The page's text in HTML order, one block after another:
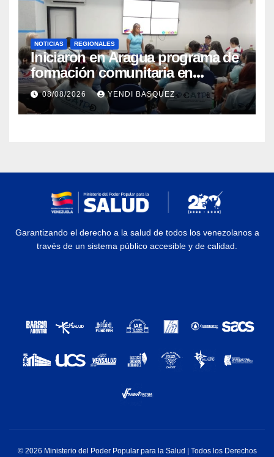
NOTICIAS REGIONALES
Iniciaron en Aragua programa de
formación comunitaria en
atención a personas con
discapacidad
08/08/2026 YENDI BASQUEZ
Garantizando el derecho a la salud de todos los venezolanos a
través de un sistema público accesible y de calidad.
© 2026 Ministerio del Poder Popular para la Salud | Todos los Derechos